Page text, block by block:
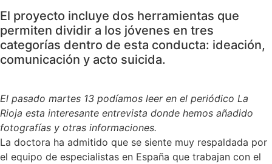
El proyecto incluye dos herramientas que
permiten dividir a los jóvenes en tres
categorías dentro de esta conducta: ideación,
comunicación y acto suicida.
El pasado martes 13 podíamos leer en el periódico La
Rioja esta interesante entrevista donde hemos añadido
fotografías y otras informaciones.
La doctora ha admitido que se siente muy respaldada por
el equipo de especialistas en España que trabajan con el